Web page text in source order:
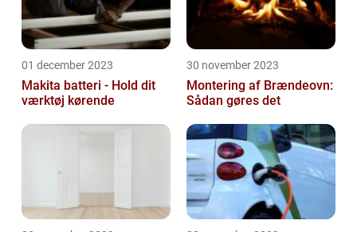
01 december 2023
Makita batteri - Hold dit
værktøj kørende
30 november 2023
Montering af Brændeovn:
Sådan gøres det